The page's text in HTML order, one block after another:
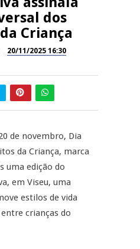
dos
Criança
20/11/2025 16:30
de novembro, Dia
da Criança, marca
uma edição do
em Viseu, uma
estilos de vida
crianças do